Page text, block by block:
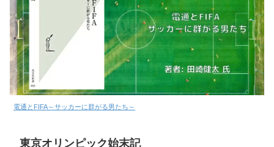
電通とFIFA～サッカーに群がる男たち～
東京オリンピック始末記